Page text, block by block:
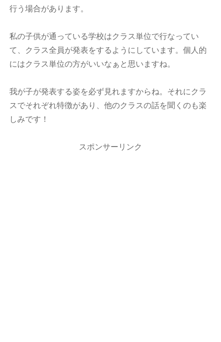
行う場合があります。
私の子供が通っている学校はクラス単位で行なってい
て、クラス全員が発表をするようにしています。個人的
にはクラス単位の方がいいなぁと思いますね。
我が子が発表する姿を必ず見れますからね。それにクラ
スでそれぞれ特徴があり、他のクラスの話を聞くのも楽
しみです！
スポンサーリンク